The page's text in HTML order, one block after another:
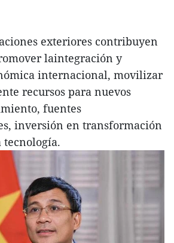
exteriores contribuyen
laintegración y
internacional, movilizar
recursos para nuevos
fuentes
inversión en transformación
tecnología.